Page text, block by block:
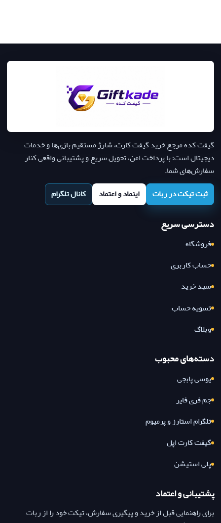
گیفت کده مرجع خرید گیفت کارت، شارژ مستقیم بازی‌ها و خدمات
دیجیتال است؛ با پرداخت امن، تحویل سریع و پشتیبانی واقعی کنار
سفارش‌های شما.
ثبت تیکت در ربات
اینماد و اعتماد کانال تلگرام
دسترسی سریع
فروشگاه
حساب کاربری
سبد خرید
تسویه حساب
وبلاگ
دسته‌های محبوب
یوسی پابجی
جم فری فایر
تلگرام استارز و پرمیوم
گیفت کارت اپل
پلی استیشن
پشتیبانی و اعتماد
برای راهنمایی قبل از خرید و پیگیری سفارش، تیکت خود را از ربات